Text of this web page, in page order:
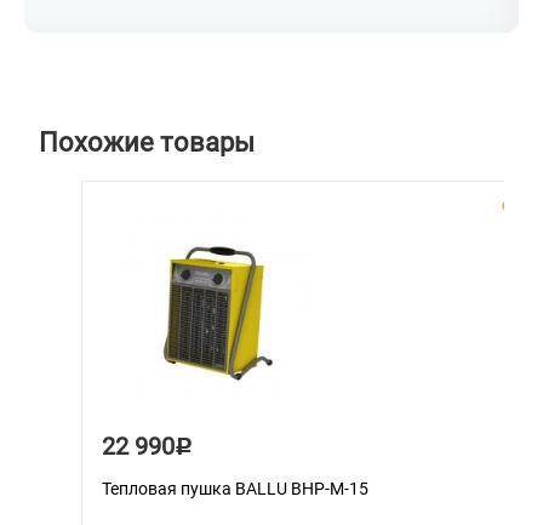
Похожие товары
22 990Р
Тепловая пушка BALLU BHP-M-15